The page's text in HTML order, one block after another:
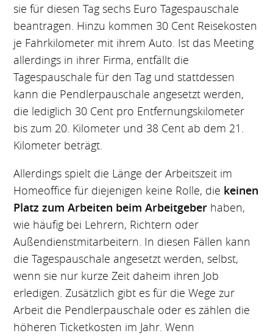
sie für diesen Tag sechs Euro Tagespauschale
beantragen. Hinzu kommen 30 Cent Reisekosten
je Fahrkilometer mit ihrem Auto. Ist das Meeting
allerdings in ihrer Firma, entfällt die
Tagespauschale für den Tag und stattdessen
kann die Pendlerpauschale angesetzt werden,
die lediglich 30 Cent pro Entfernungskilometer
bis zum 20. Kilometer und 38 Cent ab dem 21.
Kilometer beträgt.
Allerdings spielt die Länge der Arbeitszeit im
Homeoffice für diejenigen keine Rolle, die keinen
Platz zum Arbeiten beim Arbeitgeber haben,
wie häufig bei Lehrern, Richtern oder
Außendienstmitarbeitern. In diesen Fällen kann
die Tagespauschale angesetzt werden, selbst,
wenn sie nur kurze Zeit daheim ihren Job
erledigen. Zusätzlich gibt es für die Wege zur
Arbeit die Pendlerpauschale oder es zählen die
höheren Ticketkosten im Jahr. Wenn